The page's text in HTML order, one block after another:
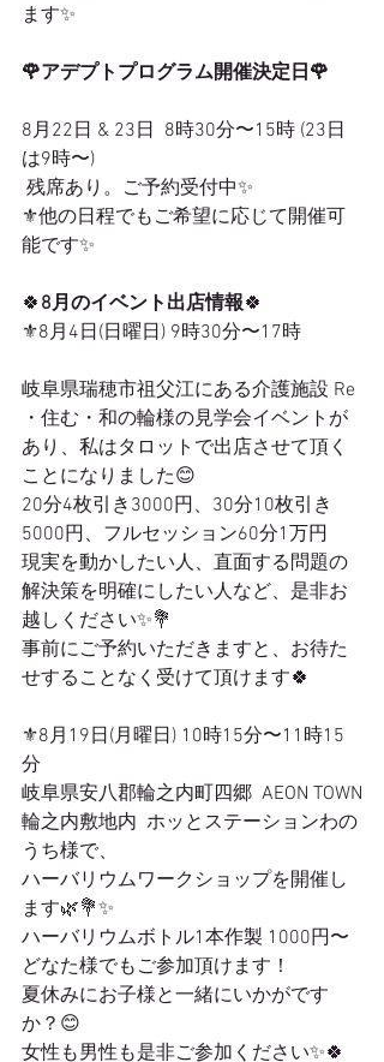
ます✨
🌹アデプトプログラム開催決定日🌹
8月22日 & 23日  8時30分〜15時 (23日
は9時〜)
残席あり。ご予約受付中✨
⚜️他の日程でもご希望に応じて開催可
能です✨
🍀 8月のイベント出店情報🍀
⚜️8月4日(日曜日) 9時30分〜17時
岐阜県瑞穂市祖父江にある介護施設 Re
・住む・和の輪様の見学会イベントが
あり、私はタロットで出店させて頂く
ことになりました😊
20分4枚引き3000円、30分10枚引き
5000円、フルセッション60分1万円
現実を動かしたい人、直面する問題の
解決策を明確にしたい人など、是非お
越しください✨💐
事前にご予約いただきますと、お待た
せすることなく受けて頂けます🍀
⚜️8月19日(月曜日) 10時15分〜11時15
分
岐阜県安八郡輪之内町四郷  AEON TOWN
輪之内敷地内  ホッとステーションわの
うち様で、
ハーバリウムワークショップを開催し
ます🌿💐✨
ハーバリウムボトル1本作製 1000円〜
どなた様でもご参加頂けます！
夏休みにお子様と一緒にいかがです
か？😊
女性も男性も是非ご参加ください✨🍀